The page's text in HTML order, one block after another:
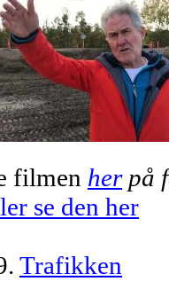
filmen herpå
se den her
Trafikken